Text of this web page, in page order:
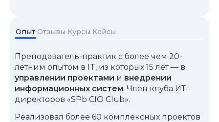
Опыт Отзывы Курсы Кейсы
Преподаватель-практик с более чем 20-
летним опытом в IT, из которых 15 лет — в
управлении проектами и внедрении
информационных систем. Член клуба ИТ-
директоров «SPb CIO Club».
Реализовал более 60 комплексных проектов